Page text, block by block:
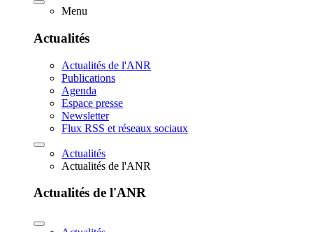
Menu
Actualités
Actualités de l'ANR
Publications
Agenda
Espace presse
Newsletter
Flux RSS et réseaux sociaux
Actualités
Actualités de l'ANR
Actualités de l'ANR